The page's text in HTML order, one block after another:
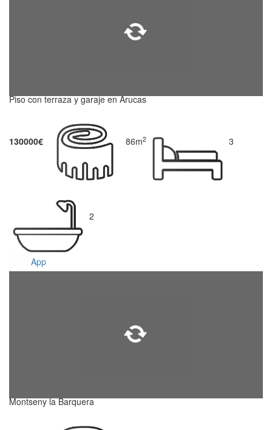
Piso con terraza y garaje en Arucas
130000€ 86m2 3
2
App
Montseny la Barquera